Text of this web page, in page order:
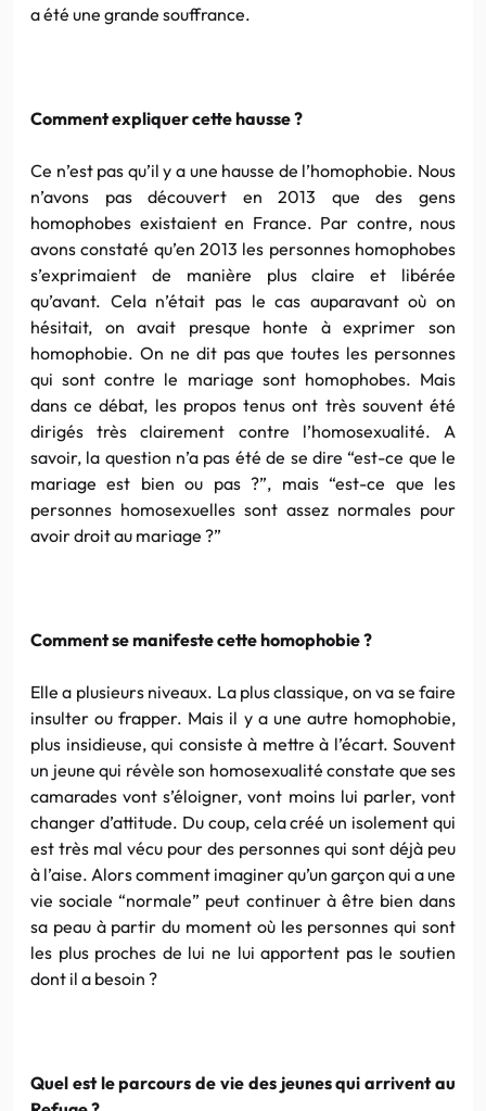
a été une grande souffrance.
Comment expliquer cette hausse ?
Ce n’est pas qu’il y a une hausse de l’homophobie. Nous
n’avons pas découvert en 2013 que des gens
homophobes existaient en France. Par contre, nous
avons constaté qu’en 2013 les personnes homophobes
s’exprimaient de manière plus claire et libérée
qu’avant. Cela n’était pas le cas auparavant où on
hésitait, on avait presque honte à exprimer son
homophobie. On ne dit pas que toutes les personnes
qui sont contre le mariage sont homophobes. Mais
dans ce débat, les propos tenus ont très souvent été
dirigés très clairement contre l’homosexualité. A
savoir, la question n’a pas été de se dire “est-ce que le
mariage est bien ou pas ?”, mais “est-ce que les
personnes homosexuelles sont assez normales pour
avoir droit au mariage ?”
Comment se manifeste cettehomophobie?
Elle a plusieurs niveaux. La plus classique, on va se faire
insulter ou frapper. Mais il y a une autre homophobie,
plus insidieuse, qui consiste à mettre à l’écart. Souvent
un jeune qui révèle son homosexualité constate que ses
camarades vont s’éloigner, vont moins lui parler, vont
changer d’attitude. Du coup, cela créé un isolement qui
est très mal vécu pour des personnes qui sont déjà peu
à l’aise. Alors comment imaginer qu’un garçon qui a une
vie sociale “normale” peut continuer à être bien dans
sa peau à partir du moment où les personnes qui sont
les plus proches de lui ne lui apportent pas le soutien
dont il a besoin ?
Quel est le parcours de vie des jeunes qui arrivent au